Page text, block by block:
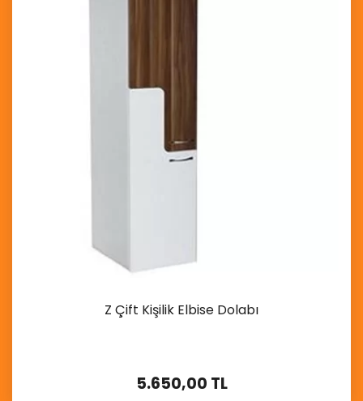
Z Çift Kişilik Elbise Dolabı
5.650,00 TL
İncele